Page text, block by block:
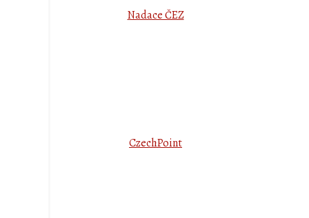
Nadace ČEZ
CzechPoint